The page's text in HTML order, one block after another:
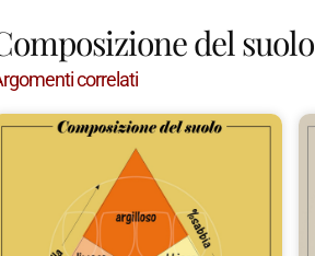
del suolo
correlati